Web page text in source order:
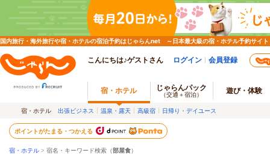
国内旅行・海外旅行や宿・ホテルの宿泊予約はじゃらんnet ～日本最大級の宿・ホテル予約サイト
こんにちは♪ゲストさん ログイン 会員登録
宿・ホテル じゃらんパック
（交通＋宿泊） 遊び・体験
宿・ホテル 出張ビジネス 温泉・露天 高級宿 日帰り・デイユース
ポイントがたまる・つかえる
宿・ホテル > 宿名・キーワード検索（部屋食）